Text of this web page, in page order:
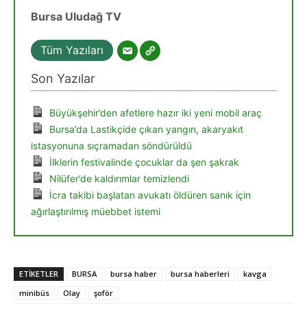
Bursa Uludağ TV
Tüm Yazıları
Son Yazılar
Büyükşehir’den afetlere hazır iki yeni mobil araç
Bursa’da Lastikçide çıkan yangın, akaryakıt
istasyonuna sıçramadan söndürüldü
İlklerin festivalinde çocuklar da şen şakrak
Nilüfer’de kaldırımlar temizlendi
İcra takibi başlatan avukatı öldüren sanık için
ağırlaştırılmış müebbet istemi
ETIKETLER BURSA bursa haber bursa haberleri
kavga
minibüs
Olay şoför